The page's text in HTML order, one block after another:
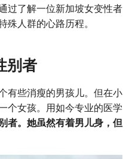
过了解一位新加坡女变性者
殊人群的心路历程。
别者
有些消瘦的男孩儿。但在小
个女孩。用如今专业的医学
者。她虽然有着男儿身，但